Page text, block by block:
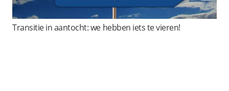
Transitie in aantocht: we hebben iets te vieren!